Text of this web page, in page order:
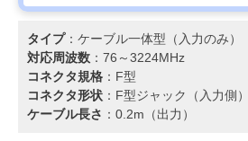
タイプ：ケーブル一体型（入力のみ）
対応周波数 ：76～3224MHz
コネクタ規格 ：F型
コネクタ形状 ：F型ジャック（入力側
ケーブル長さ ：0.2m（出力）